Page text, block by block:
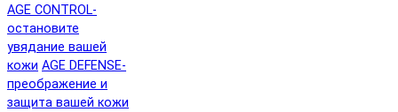
AGE CONTROL-
остановите
увядание вашей
кожи AGE DEFENSE-
преображение и
защита вашей кожи